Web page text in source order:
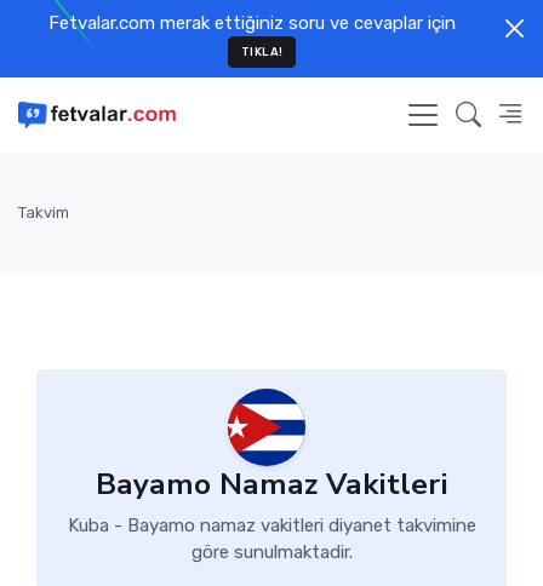
Fetvalar.com merak ettiğiniz soru ve cevaplar için
TIKLA!
Takvim
Bayamo Namaz Vakitleri
Kuba - Bayamo namaz vakitleri diyanet takvimine
göre sunulmaktadir.